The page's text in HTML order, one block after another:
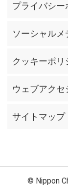
プライバシー
ソーシャル
クッキーポリ
ウェブアクセ
サイトマップ
© Nippon